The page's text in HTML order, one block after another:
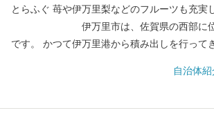
とらふぐ 苺や伊万里梨などのフルーツも充
です。 かつて伊万里港から積み出しを行って
便利さはありませんが、心温かい人が集まり
自治体